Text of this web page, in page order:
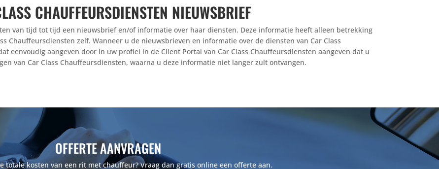
CHAUFFEURSDIENSTEN NIEUWSBRIEF
van tijd tot tijd een nieuwsbrief en/of informatie over haar diensten. Deze informatie heeft alleen betrekking
Chauffeursdiensten zelf. Wanneer u de nieuwsbrieven en informatie over de diensten van Car Class
eenvoudig aangeven door in uw profiel in de Client Portal van Car Class Chauffeursdiensten aangeven dat u
van Car Class Chauffeursdiensten, waarna u deze informatie niet langer zult ontvangen.
OFFERTE AANVRAGEN
totale kosten van een rit met chauffeur? Vraag dan gratis online een offerte aan.